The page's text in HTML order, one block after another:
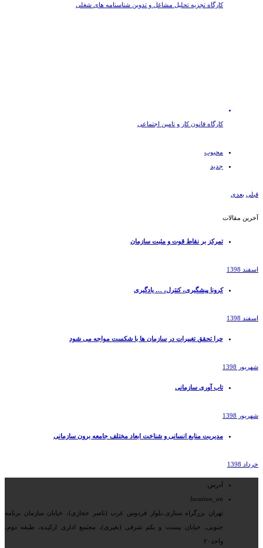
کارگاه تجزیه تحلیل مشاغل و تدوین شناسنامه های شغلی
کارگاه قانون کار و تامین اجتماعی
محبوب
جدید
قبلی بعدی
آخرین مقالات
تمرکز بر نقاط قوت و مثبت سازمان
اسفند 1398
کرونا پیشگیری، کنترل، … یادگیری
اسفند 1398
چرا تحقق تغییرات در سازمان ها با شکست مواجه می شود
شهریور 1398
تاب آوری سازمانی
شهریور 1398
مدیریت منابع انسانی و شناخت ابعاد مختلف جامعه برون سازمانی
خرداد 1398
آدرس:
location_on
تهران بزرگراه ستاری،بلوار فردوس غرب (ناصر حجازی)، خیابان سازمان برنامه
جنوبی، خیابان بیست و یکم شرقی (بغیری)، مجتمع اداری ارکیده، طبقه دوم،
واحد۲۰